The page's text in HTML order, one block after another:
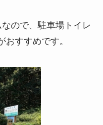
ので、駐車場トイレ
すすめです。